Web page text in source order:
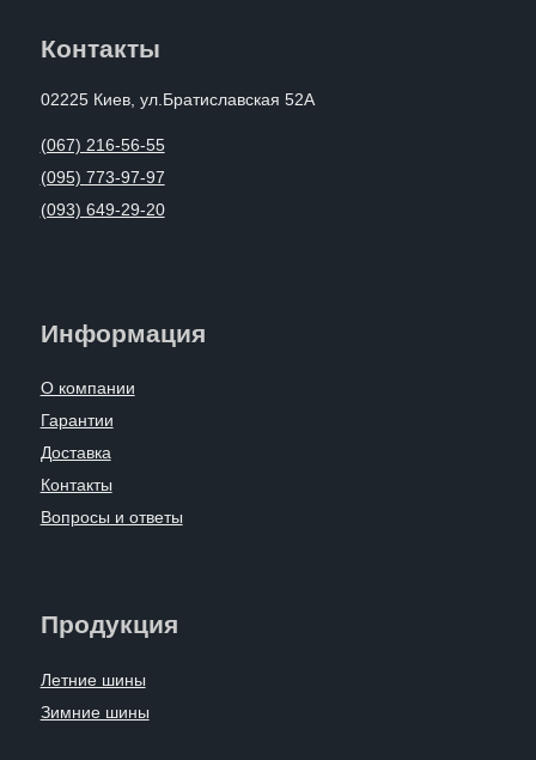
Контакты
02225 Киев, ул.Братиславская 52А
(067) 216-56-55
(095) 773-97-97
(093) 649-29-20
Информация
О компании
Гарантии
Доставка
Контакты
Вопросы и ответы
Продукция
Летние шины
Зимние шины